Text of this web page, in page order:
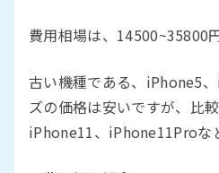
費用相場は、14500~35800
古い機種である、iPhone5
ズの価格は安いですが、比
iPhone11、iPhone11Proな